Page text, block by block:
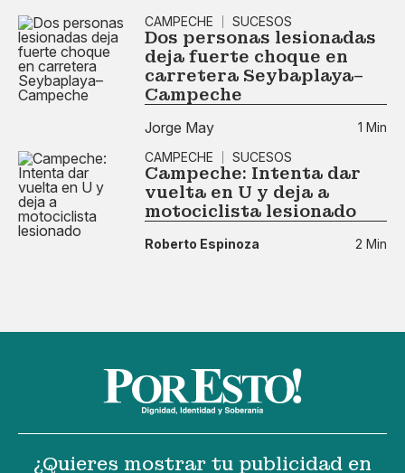
CAMPECHE
SUCESOS
Dos personas lesionadas
deja fuerte choque en
carretera Seybaplaya–
Campeche
Jorge May
1 Min
CAMPECHE
SUCESOS
Campeche: Intenta dar
vuelta en U y deja a
motociclista lesionado
Roberto Espinoza 2 Min
¿Quieres mostrar tu publicidad en